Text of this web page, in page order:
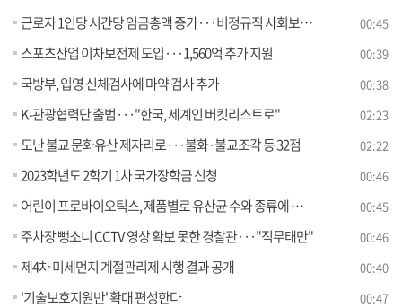
근로자 1인당 시간당 임금총액 증가···비정규직 사회보험 가입률 ↑ 00:45
스포츠산업 이차보전제 도입···1,560억 추가 지원 00:39
국방부, 입영 신체검사에 마약 검사 추가 00:38
K-관광협력단 출범···"한국, 세계인 버킷리스트로" 02:23
도난 불교 문화유산 제자리로···불화·불교조각 등 32점 02:22
2023학년도 2학기 1차 국가장학금 신청 00:46
어린이 프로바이오틱스, 제품별로 유산균 수와 종류에 차이 있어 00:45
주차장 뺑소니 CCTV 영상 확보 못한 경찰관···"직무태만" 00:46
제4차 미세먼지 계절관리제 시행 결과 공개 00:40
'기술보호지원반' 확대 편성한다 00:47